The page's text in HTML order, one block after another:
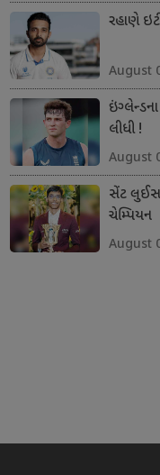
રહાણે
August
ઇંગ્લેન્ડના
લીધી !
August
સેંટ લુઈસ
ચેમ્પિયન
August